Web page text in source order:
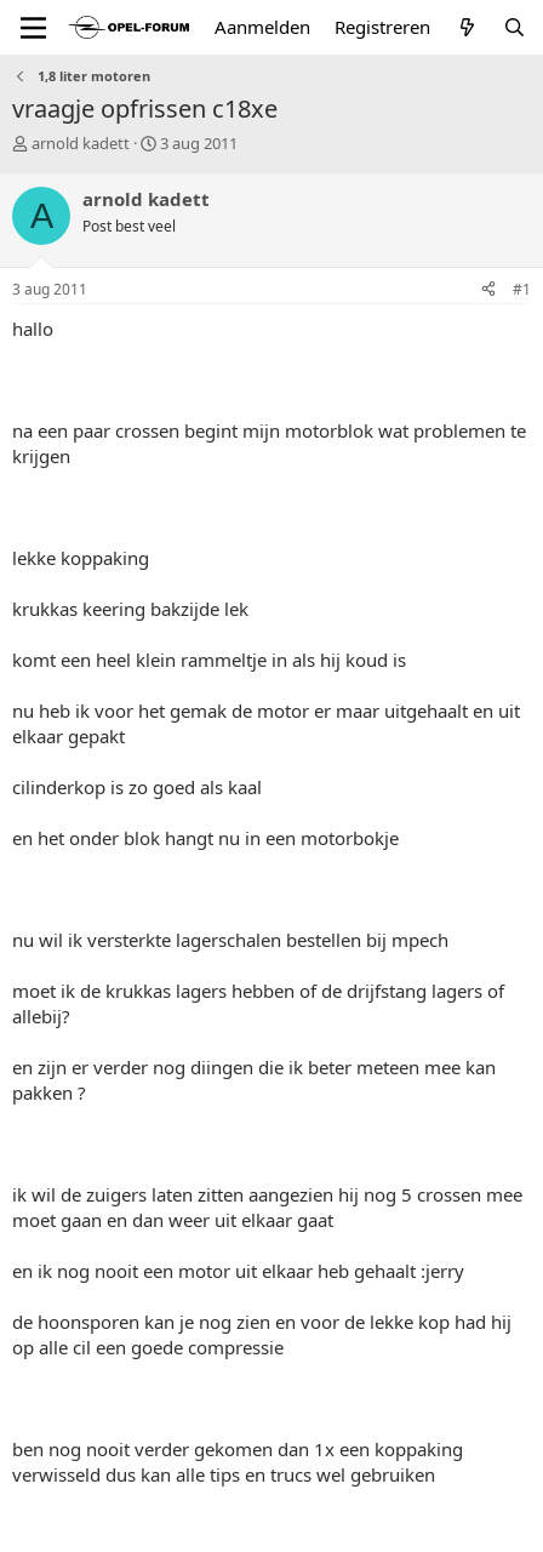
Aanmelden Registreren
1,8 liter motoren
vraagje opfrissen c18xe
T
p
c
s
a
t
arnold kadett
S
r
t
a
3 aug 2011
A arnold kadett
Post best veel
3 aug 2011 #1
hallo
na een paar crossen begint mijn motorblok wat problemen te
krijgen
lekke koppaking
krukkas keering bakzijde lek
komt een heel klein rammeltje in als hij koud is
nu heb ik voor het gemak de motor er maar uitgehaalt en uit
elkaar gepakt
cilinderkop is zo goed als kaal
en het onder blok hangt nu in een motorbokje
nu wil ik versterkte lagerschalen bestellen bij mpech
moet ik de krukkas lagers hebben of de drijfstang lagers of
allebij?
en zijn er verder nog diingen die ik beter meteen mee kan
pakken ?
ik wil de zuigers laten zitten aangezien hij nog 5 crossen mee
moet gaan en dan weer uit elkaar gaat
en ik nog nooit een motor uit elkaar heb gehaalt :jerry
de hoonsporen kan je nog zien en voor de lekke kop had hij
op alle cil een goede compressie
ben nog nooit verder gekomen dan 1x een koppaking
verwisseld dus kan alle tips en trucs wel gebruiken